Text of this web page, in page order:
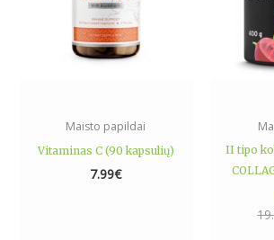
Maisto papildai
Vitaminas C (90 kapsulių)
7.99€
II tipo